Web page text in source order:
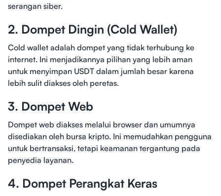
serangan siber.
2. Dompet Dingin (Cold Wallet)
Cold wallet adalah dompet yang tidak terhubung ke
internet. Ini menjadikannya pilihan yang lebih aman
untuk menyimpan USDT dalam jumlah besar karena
lebih sulit diakses oleh peretas.
3. Dompet Web
Dompet web diakses melalui browser dan umumnya
disediakan oleh bursa kripto. Ini memudahkan pengguna
untuk bertransaksi, tetapi keamanan tergantung pada
penyedia layanan.
4. Dompet Perangkat Keras